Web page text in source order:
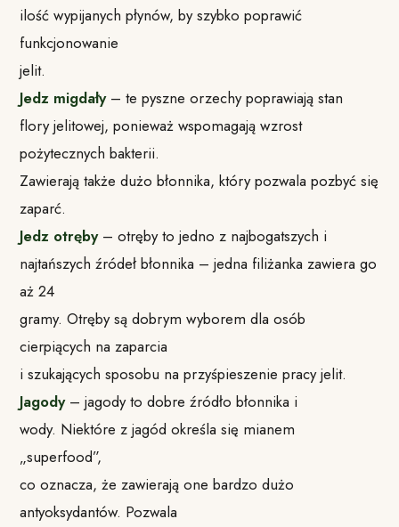
ilość wypijanych płynów, by szybko poprawić
funkcjonowanie
jelit.
Jedz migdały – te pyszne orzechy poprawiają stan
flory jelitowej, ponieważ wspomagają wzrost
pożytecznych bakterii.
Zawierają także dużo błonnika, który pozwala pozbyć się
zaparć.
Jedz otręby– otręby to jedno z najbogatszych i
najtańszych źródeł błonnika – jedna filiżanka zawiera go
aż 24
gramy. Otręby są dobrym wyborem dla osób
cierpiących na zaparcia
i szukających sposobu na przyśpieszenie pracy jelit.
Jagody – jagody to dobre źródło błonnika i
wody. Niektóre z jagód określa się mianem
„superfood”,
co oznacza, że zawierają one bardzo dużo
antyoksydantów. Pozwala